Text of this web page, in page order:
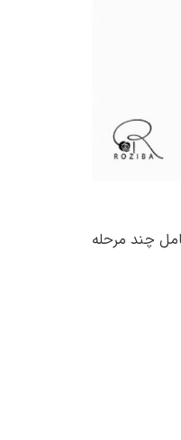
چند مرحله